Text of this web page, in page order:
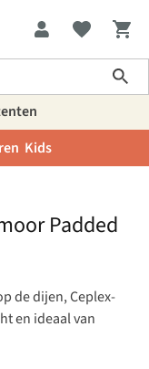
Kids
Padded
de dijen, Ceplex-
en ideaal van